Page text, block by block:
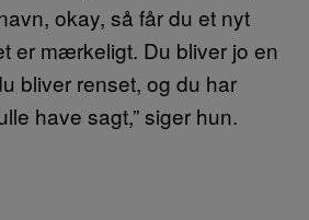
okay, så får du et nyt
er mærkeligt. Du bliver jo en
bliver renset, og du har
have sagt,” siger hun.